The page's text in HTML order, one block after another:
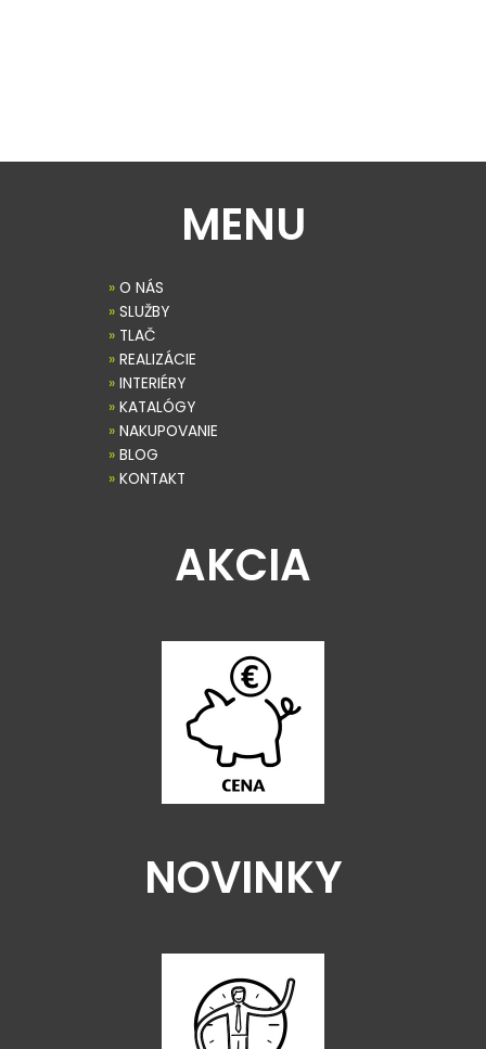
MENU
» O NÁS
» SLUŽBY
» TLAČ
» REALIZÁCIE
» INTERIÉRY
» KATALÓGY
» NAKUPOVANIE
» BLOG
» KONTAKT
AKCIA
NOVINKY